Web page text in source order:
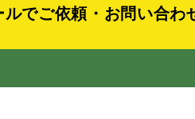
ルでご依頼・お問い合わ